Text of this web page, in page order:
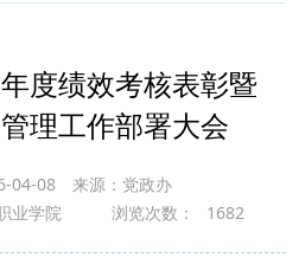
度绩效考核表彰暨
理工作部署大会
04-08
来源：党政办
职业学院
浏览次数： 1682